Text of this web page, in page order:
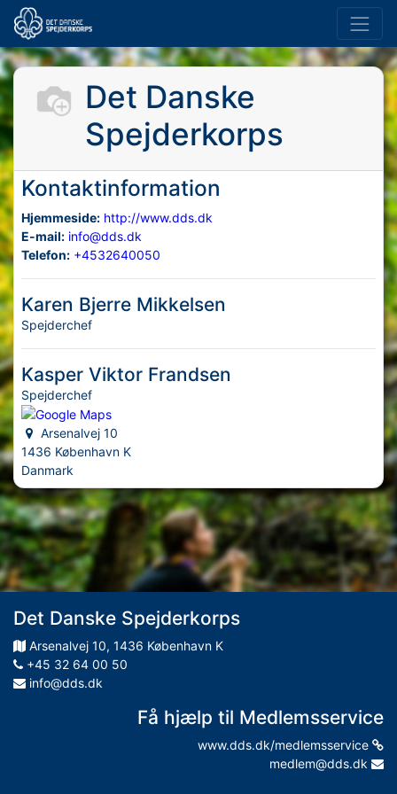
Det Danske
Spejderkorps
Kontaktinformation
Hjemmeside: http://www.dds.dk
E-mail: info@dds.dk
Telefon: +4532640050
Karen Bjerre Mikkelsen
Spejderchef
Kasper Viktor Frandsen
Spejderchef
Arsenalvej 10
1436 København K
Danmark
Det Danske Spejderkorps
Arsenalvej 10, 1436 København K
+45 32 64 00 50
info@dds.dk
Få hjælp til Medlemsservice
www.dds.dk/medlemsservice
medlem@dds.dk